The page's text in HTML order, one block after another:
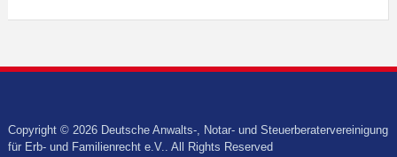
Copyright © 2026 Deutsche Anwalts-, Notar- und Steuerberatervereinigung
für Erb- und Familienrecht e.V.. All Rights Reserved